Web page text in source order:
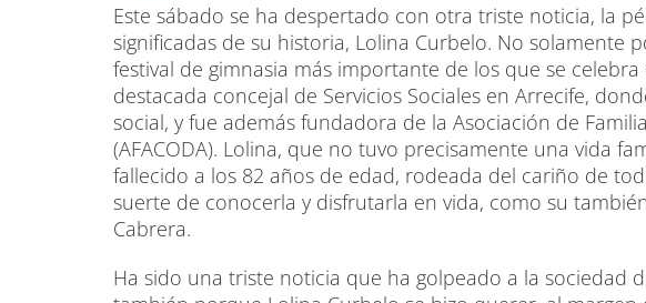
Este sábado se ha despertado con otra triste noticia, la
significadas de su historia, Lolina Curbelo. No solamente
festival de gimnasia más importante de los que se
destacada concejal de Servicios Sociales en Arrecife,
social, y fue además fundadora de la Asociación de
(AFACODA). Lolina, que no tuvo precisamente una vida
fallecido a los 82 años de edad, rodeada del cariño de
suerte de conocerla y disfrutarla en vida, como su
Cabrera.
Ha sido una triste noticia que ha golpeado a la sociedad